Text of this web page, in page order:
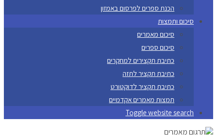
הכנת ספרים לפרסום באמזון
סיכום ותמצות
סיכום מאמרים
סיכום ספרים
כתיבת תקצירים למחקרים
כתיבת תקציר לתזה
כתיבת תקציר לדוקטורט
תמצות מאמרים אקדמיים
Toggle website search